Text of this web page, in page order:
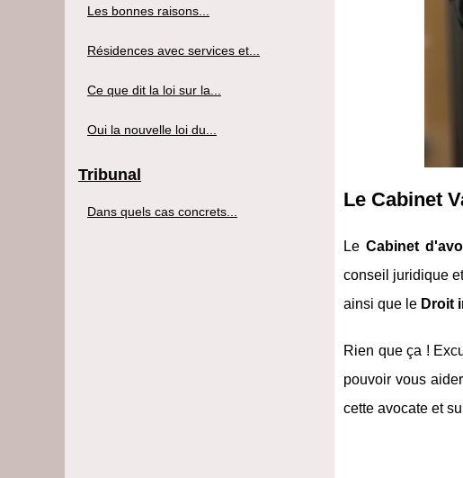
Le Cabinet
LeCabinet
conseil juridique
ainsi que le Droit
Rien que ça !
pouvoir vous
cette avocate et
Les bonnes raisons...
Résidences avec services et...
Ce que dit la loi sur la...
Oui la nouvelle loi du...
Tribunal
Dans quels cas concrets...